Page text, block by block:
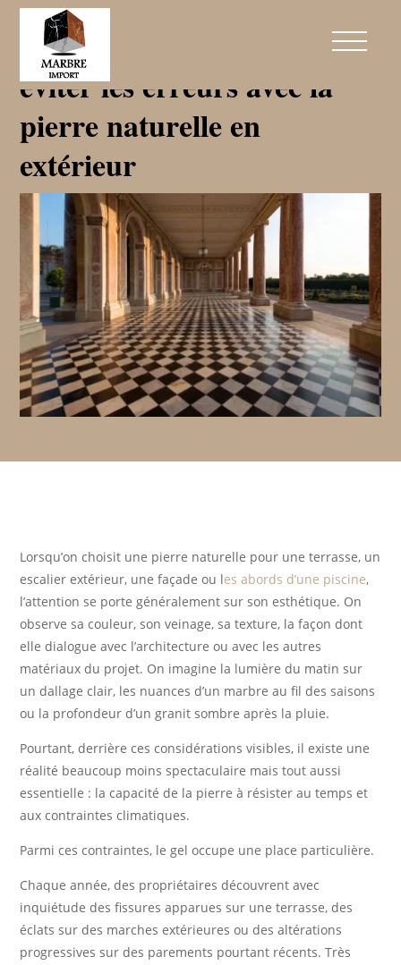
Pierre gélive : comment
éviter les erreurs avec la
pierre naturelle en
extérieur
Lorsqu’on choisit une pierre naturelle pour une terrasse, un
escalier extérieur, une façade ou les abords d’une piscine,
l’attention se porte généralement sur son esthétique. On
observe sa couleur, son veinage, sa texture, la façon dont
elle dialogue avec l’architecture ou avec les autres
matériaux du projet. On imagine la lumière du matin sur
un dallage clair, les nuances d’un marbre au fil des saisons
ou la profondeur d’un granit sombre après la pluie.
Pourtant, derrière ces considérations visibles, il existe une
réalité beaucoup moins spectaculaire mais tout aussi
essentielle : la capacité de la pierre à résister au temps et
aux contraintes climatiques.
Parmi ces contraintes, le gel occupe une place particulière.
Chaque année, des propriétaires découvrent avec
inquiétude des fissures apparues sur une terrasse, des
éclats sur des marches extérieures ou des altérations
progressives sur des parements pourtant récents. Très